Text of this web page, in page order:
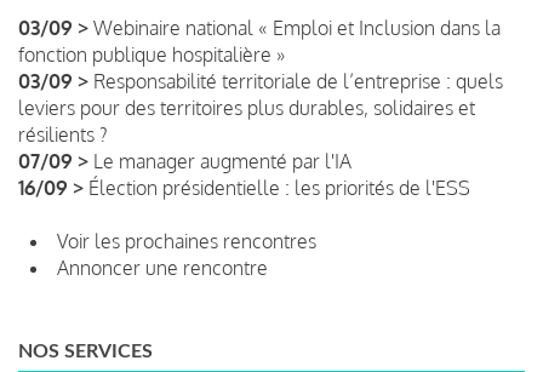
03/09 > Webinaire national « Emploi et Inclusion dans la
fonction publique hospitalière »
03/09 > Responsabilité territoriale de l’entreprise : quels
leviers pour des territoires plus durables, solidaires et
résilients ?
07/09 > Le manager augmenté par l'IA
16/09 > Élection présidentielle : les priorités de l'ESS
Voir les prochaines rencontres
Annoncer une rencontre
NOS SERVICES